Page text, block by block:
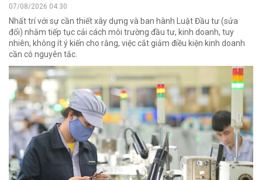
07/08/2026 04:30
Nhất trí với sự cần thiết xây dựng và ban hành Luật Đầu tư (sửa
đổi) nhằm tiếp tục cải cách môi trường đầu tư, kinh doanh, tuy
nhiên, không ít ý kiến cho rằng, việc cắt giảm điều kiện kinh doanh
cần có nguyên tắc.